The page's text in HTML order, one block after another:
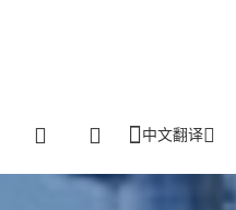
中文翻译